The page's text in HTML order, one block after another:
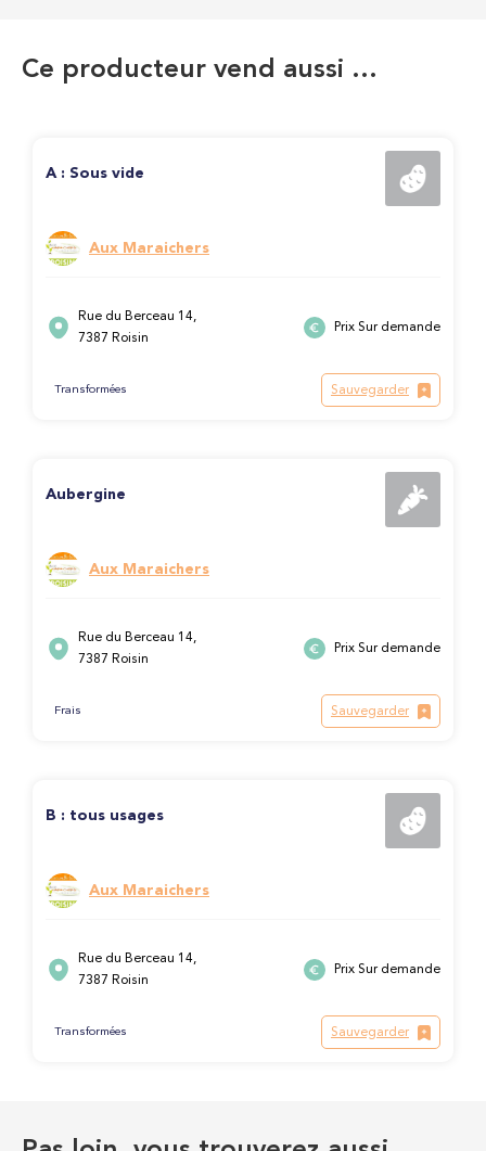
Ce producteur vend aussi …
A : Sous vide
Aux Maraichers
Rue du Berceau 14,
7387 Roisin
Prix Sur demande
Transformées Sauvegarder
Aubergine
Aux Maraichers
Rue du Berceau 14,
7387 Roisin
Prix Sur demande
Frais Sauvegarder
B : tous usages
Aux Maraichers
Rue du Berceau 14,
7387 Roisin
Prix Sur demande
Transformées Sauvegarder